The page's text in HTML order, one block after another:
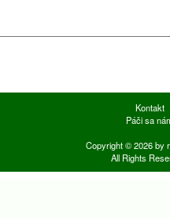
Kontakt
Páči sa
Copyright © 2026 by
All Rights